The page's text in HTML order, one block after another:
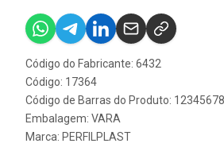
Código do Fabricante: 6432
Código: 17364
Código de Barras do Produto:
Embalagem: VARA
Marca: PERFILPLAST